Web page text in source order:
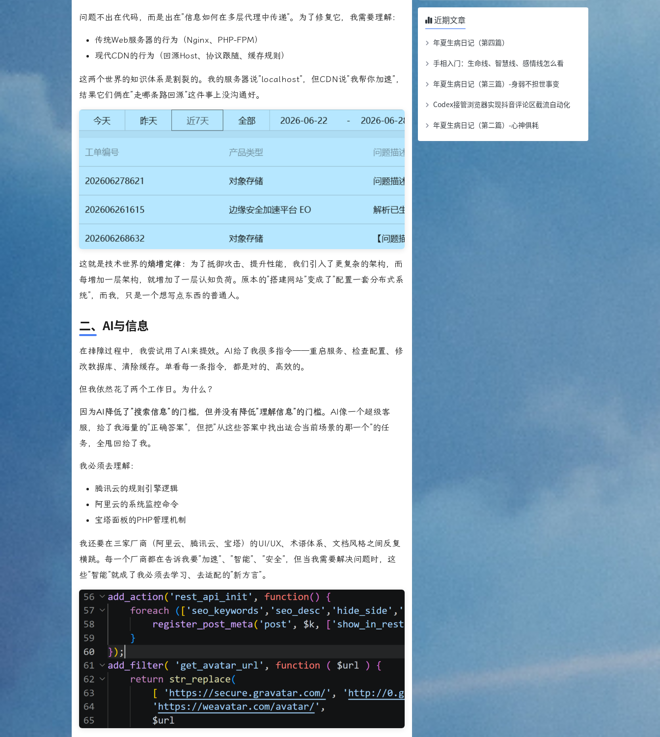
问题不出在代码，而是出在”信息如何在多层代理中传递”。为了修复它，我需要理解：
传统Web服务器的行为（Nginx、PHP-FPM）
现代CDN的行为（回源Host、协议跟随、缓存规则）
这两个世界的知识体系是割裂的。我的服务器说”localhost”，但CDN说”我帮你加速”，
结果它们俩在”走哪条路回源”这件事上没沟通好。
这就是技术世界的熵增定律 ：为了抵御攻击、提升性能，我们引入了更复杂的架构，而
每增加一层架构，就增加了一层认知负荷。原本的”搭建网站”变成了”配置一套分布式系
统”，而我，只是一个想写点东西的普通人。
二、AI与信息
在排障过程中，我尝试用了AI来提效。AI给了我很多指令——重启服务、检查配置、修
改数据库、清除缓存。单看每一条指令，都是对的、高效的。
但我依然花了两个工作日。为什么？
因为AI降低了”搜索信息”的门槛，但并没有降低”理解信息”的门槛。AI像一个超级客
服，给了我海量的”正确答案”，但把”从这些答案中找出适合当前场景的那一个”的任
务，全甩回给了我。
我必须去理解：
腾讯云的规则引擎逻辑
阿里云的系统监控命令
宝塔面板的PHP管理机制
我还要在三家厂商（阿里云、腾讯云、宝塔）的UI/UX、术语体系、文档风格之间反复
横跳。每一个厂商都在告诉我要”加速”、”智能”、”安全”，但当我需要解决问题时，这
些”智能”就成了我必须去学习、去适配的”新方言”。
近期文章
年夏生病日记（第四篇）
手相入门：生命线、智慧线、感情线怎么看
年夏生病日记（第三篇）-身弱不担世事变
Codex接管浏览器实现抖音评论区截流自动化
年夏生病日记（第二篇）-心神俱耗